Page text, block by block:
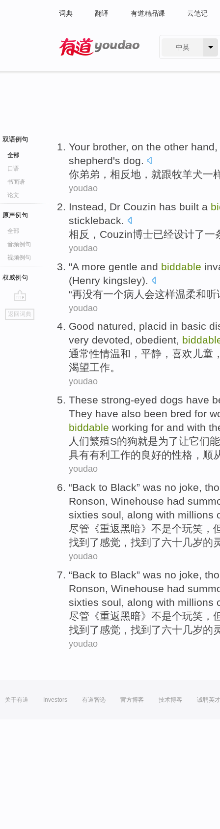
词典 翻译 有道精品课 云笔记
中英
双语例句
全部
口语
书面语
论文
原声例句
全部
音频例句
视频例句
权威例句
go
top
返回词典
Your brother, on the other
shepherd's dog.
你弟弟 ，相反地，就跟牧羊犬一
youdao
Instead, Dr Couzin has built a
stickleback.
相反 ，Couzin博士已经设计了一
youdao
"A more gentle and biddable
(Henry kingsley).
“再没有一个病人 会这样温柔和听
youdao
Good natured, placid in basic
very devoted, obedient,
通常性情温和 ， 平静 ， 喜欢 儿童
渴望工作。
youdao
These strong-eyed dogs have
They have also been bred for
biddable working for and with
人们繁殖S的狗就是为了让它们能
具有有利工作的良好的性格 ， 顺
youdao
“Back to Black” was no joke,
Ronson, Winehouse had
sixties soul, along with millions
尽管 《重返黑暗》 不是个玩笑 ，
找到 了感觉 ，找到了六十几岁的
youdao
“Back to Black” was no joke,
Ronson, Winehouse had
sixties soul, along with millions
尽管 《重返黑暗》 不是个玩笑 ，
找到 了感觉 ，找到了六十几岁的
youdao
关于有道 Investors 有道智选 官方博客 技术博客 诚聘英才